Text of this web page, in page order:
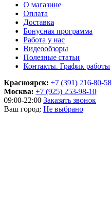
О магазине
Оплата
Доставка
Бонусная программа
Работа у нас
Видеообзоры
Полезные статьи
Контакты. График работы
Красноярск: +7 (391) 216-80-58
Москва: +7 (925) 253-98-10
09:00-22:00 Заказать звонок
Ваш город: Не выбрано